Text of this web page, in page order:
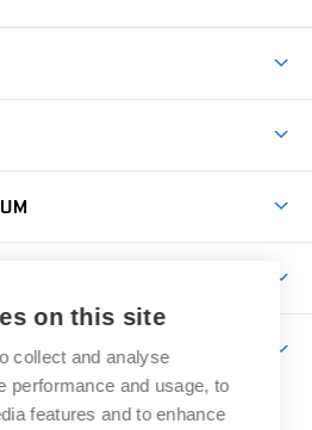
kurzy
činnost
Vysoké
on this site
collect and analyse
performance and usage, to
features and to enhance